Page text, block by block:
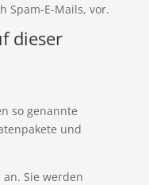
Spam-E-Mails, vor.
dieser
so genannte
und
Sie werden